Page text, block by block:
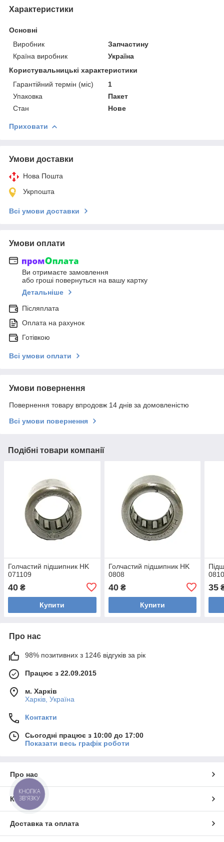
Характеристики
Основні
Виробник
Запчастину
Країна виробник
Україна
Користувальницькі характеристики
Гарантійний термін (міс)
1
Упаковка
Пакет
Стан
Нове
Приховати
Умови доставки
Нова Пошта
Укрпошта
Всі умови доставки
Умови оплати
Ви отримаєте замовлення
або гроші повернуться на вашу картку
Детальніше
Післяплата
Оплата на рахунок
Готівкою
Всі умови оплати
Умови повернення
Повернення товару впродовж 14 днів за домовленістю
Всі умови повернення
Подібні товари компанії
Голчастий підшипник HK
071109
40 ₴
Купити
Голчастий підшипник HK
0808
40₴
Купити
35
Про нас
98% позитивних з 1246 відгуків за рік
Працює з 22.09.2015
м. Харків
Харків, Україна
Контакти
Сьогодні працює з 10:00 до 17:00
Показати весь графік роботи
Про нас
Контакти
Доставка та оплата
КНОПКА
ЗВ'ЯЗКУ